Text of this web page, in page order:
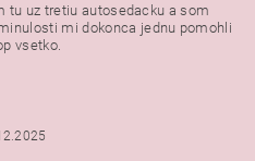
tu uz tretiu autosedacku a som
mi dokonca jednu pomohli
vsetko.